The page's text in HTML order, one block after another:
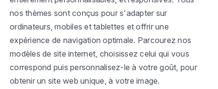
nos thèmes sont conçus pour s'adapter sur
ordinateurs, mobiles et tablettes et offrir une
expérience de navigation optimale. Parcourez nos
modèles de site internet, choisissez celui qui vous
correspond puis personnalisez-le à votre goût, pour
obtenir un site web unique, à votre image.